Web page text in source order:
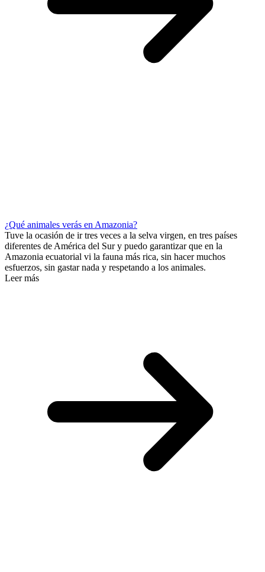
¿Qué animales verás en Amazonia?
Tuve la ocasión de ir tres veces a la selva virgen, en tres países
diferentes de América del Sur y puedo garantizar que en la
Amazonia ecuatorial vi la fauna más rica, sin hacer muchos
esfuerzos, sin gastar nada y respetando a los animales.
Leer más